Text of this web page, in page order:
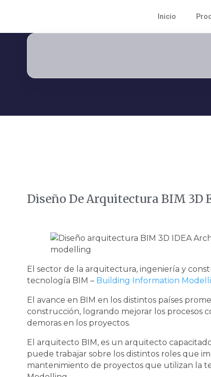
Inicio
Diseño De Arquitectura BIM 3D
El sector de la arquitectura, ingeniería y
tecnología BIM – Building Information
El avance en BIM en los distintos países
construcción, logrando mejorar los procesos
demoras en los proyectos.
El arquitecto BIM, es un arquitecto
puede trabajar sobre los distintos roles que
mantenimiento de proyectos que utilizan la